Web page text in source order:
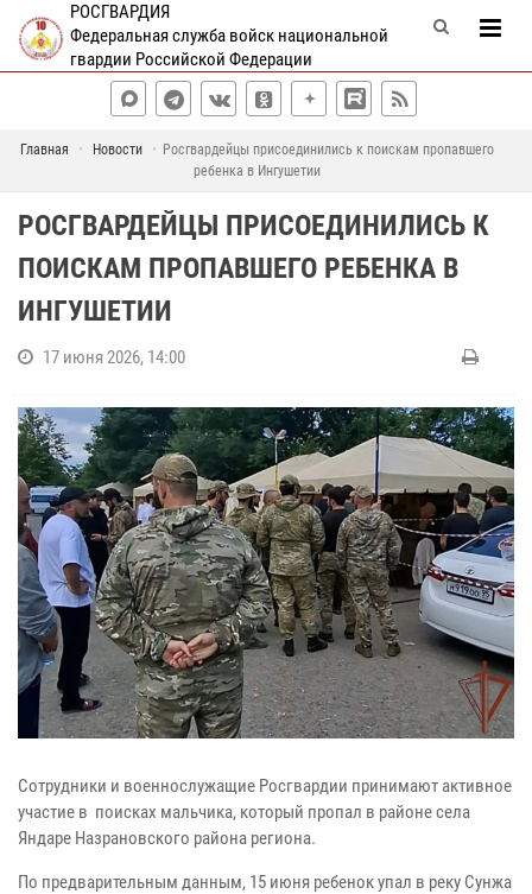
РОСГВАРДИЯ
Федеральная служба войск национальной
гвардии Российской Федерации
Главная Новости
Росгвардейцы присоединились к поискам пропавшего
ребенка в Ингушетии
РОСГВАРДЕЙЦЫ ПРИСОЕДИНИЛИСЬ К
ПОИСКАМ ПРОПАВШЕГО РЕБЕНКА В
ИНГУШЕТИИ
17 июня 2026, 14:00
Сотрудники и военнослужащие Росгвардии принимают активное
участие в поисках мальчика, который пропал в районе села
Яндаре Назрановского района региона.
По предварительным данным, 15 июня ребенок упал в реку Сунжа